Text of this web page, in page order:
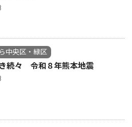
中央区・緑区
続々 令和８年熊本地震